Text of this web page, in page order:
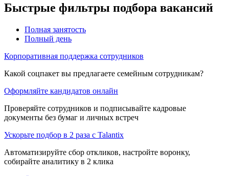
Быстрые фильтры подбора вакансий
Полная занятость
Полный день
Корпоративная поддержка сотрудников
Какой соцпакет вы предлагаете семейным сотрудникам?
Оформляйте кандидатов онлайн
Проверяйте сотрудников и подписывайте кадровые
документы без бумаг и личных встреч
Ускорьте подбор в 2 раза с Talantix
Автоматизируйте сбор откликов, настройте воронку,
собирайте аналитику в 2 клика